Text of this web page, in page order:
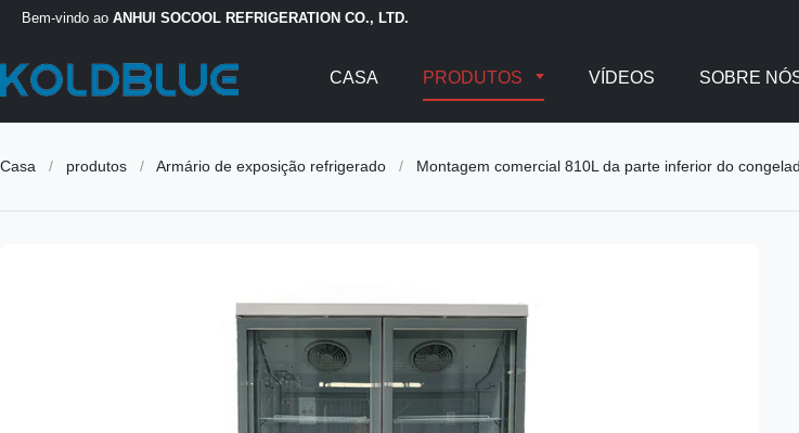
Bem-vindo ao ANHUI SOCOOL REFRIGERATION CO., LTD.
CASA PRODUTOS VÍDEOS SOBRE
Casa / produtos / Armário de exposição refrigerado / Montagem comercial 810L da parte inferior do